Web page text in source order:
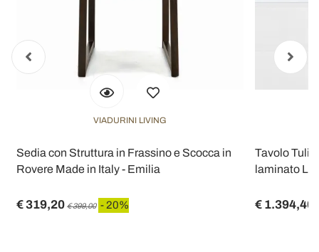
VIADURINI LIVING
Sedia con Struttura in Frassino e Scocca in
Rovere Made in Italy - Emilia
€ 319,20 € 399,00 - 20%
Tavolo Tulip
laminato
€ 1.394,40